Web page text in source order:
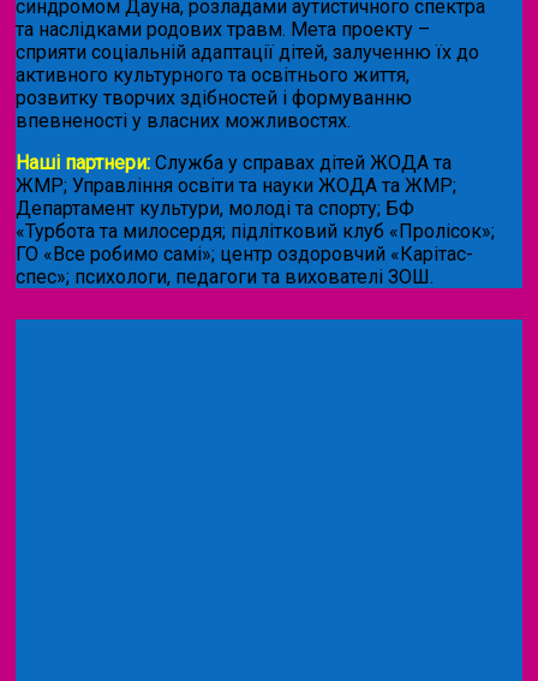
синдромом Дауна, розладами аутистичного спектра
та наслідками родових травм. Мета проекту –
сприяти соціальній адаптації дітей, залученню їх до
активного культурного та освітнього життя,
розвитку творчих здібностей і формуванню
впевненості у власних можливостях.
Наші партнери: Служба у справах дітей ЖОДА та
ЖМР; Управління освіти та науки ЖОДА та ЖМР;
Департамент культури, молоді та спорту; БФ
«Турбота та милосердя; підлітковий клуб «Пролісок»;
ГО «Все робимо самі»; центр оздоровчий «Карітас-
спес»; психологи, педагоги та вихователі ЗОШ.